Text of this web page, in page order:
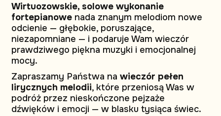
Wirtuozowskie, solowe wykonanie
fortepianowenada znanym melodiom nowe
odcienie — głębokie, poruszające,
niezapomniane — i podaruje Wam wieczór
prawdziwego piękna muzyki i emocjonalnej
mocy.
Zapraszamy Państwa na wieczór pełen
lirycznych melodii, które przeniosą Was w
podróż przez nieskończone pejzaże
dźwięków i emocji — w blasku tysiąca świec.